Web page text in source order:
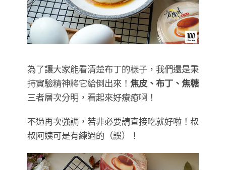
為了讓大家能看清楚布丁的樣子，我們還是秉
持實驗精神將它給倒出來！ 焦皮、布丁、焦糖
三者層次分明，看起來好療癒啊！
不過再次強調，若非必要請直接吃就好啦！叔
叔阿姨可是有練過的（誤）！